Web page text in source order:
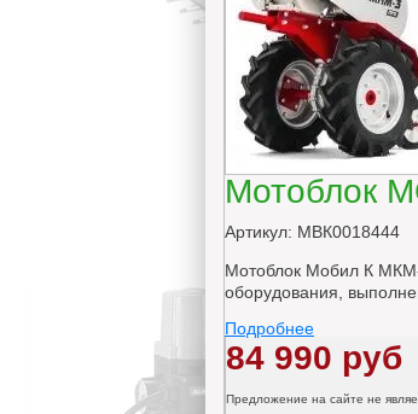
Мотоблок
Артикул: МВК0018444
Мотоблок Мобил К МКМ-
оборудования,
Подробнее
84 990 руб
Предложение на сайте не